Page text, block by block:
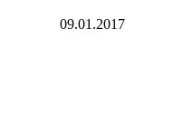
09.01.2017